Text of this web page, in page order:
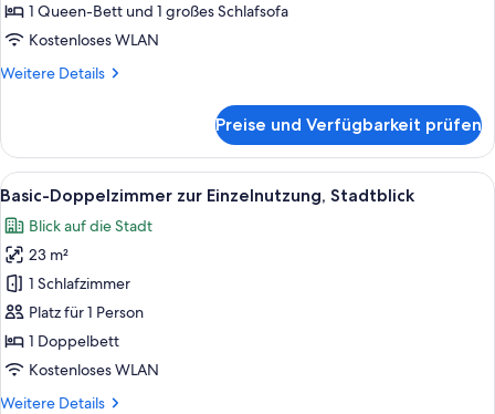
anzeigen
1 Queen-Bett und 1 großes Schlafsofa
Kostenloses WLAN
Weitere Details
Weitere
Studiosuite,
Meerblick
Preise und Verfügbarkeit prüfen
Alle
Fotos
für
Basic-
Doppelzimmer
zur
Einzelnutzung,
Stadtblick
Ein mehrstöckiges Gebäude mit
4
Basic-Doppelzimmer zur Einzelnutzung, Stadtblick
Blick auf die Stadt
23 m²
1 Schlafzimmer
Platz für 1 Person
1 Doppelbett
Kostenloses WLAN
Weitere Details
Weitere